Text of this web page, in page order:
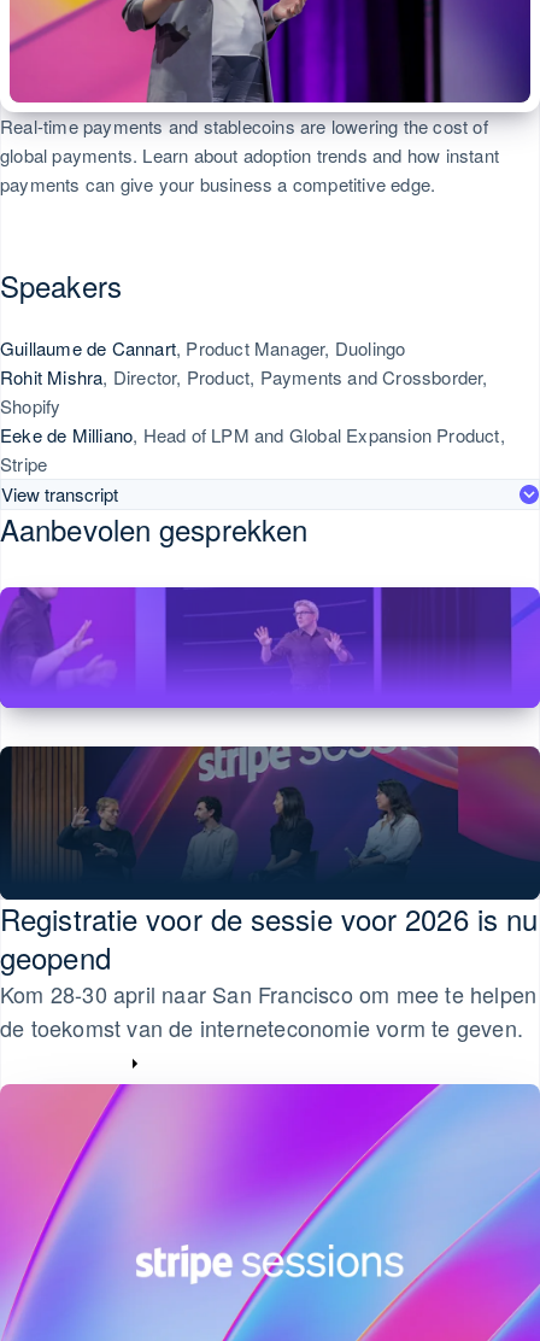
boekhouding
Stripe Sigma
Rapporten op maat
Data Pipeline
Gegevenssynchronisatie
Integreerbare
in het verschiet ligt
een start-up
2026Ontdek hoe Stripe de economische infrastructuur
zakendoen
In-appbetalingen
Marktplaatsen
Geldbeheer
Platforms
SaaS
Gaming
en vrije tijd
Media en
entertainment
Non-
Professionele
dienstverlening
Publieke sector
Detailhandel
Ecosysteem
Partners
Marketplace
afrekenproces
implementeren
Een platform of
marktplaats
opzetten
Abonnementen
uitgeven die
door
worden gedekt
voorzien en
agents
App-integraties
van code
Developerblog
API-status
Bedrijf
Productroadmap
Jaarlijks
congres
Sessions
Contact
Neem contact
Partner worden
Real-time payments and stablecoins are lowering the cost of
global payments. Learn about adoption trends and how instant
payments can give your business a competitive edge.
Speakers
Guillaume de Cannart, Product Manager, Duolingo
Rohit Mishra, Director, Product, Payments and Crossborder,
Shopify
Eeke de Milliano, Head of LPM and Global Expansion Product,
Stripe
View transcript
Aanbevolen gesprekken
Opening keynote: The future of commerce
Kijk nu
Why your business can’t afford to ignore
stablecoins
Kijk nu
Registratie voor de sessie voor 2026 is nu
geopend
Kom 28-30 april naar San Francisco om mee te helpen
de toekomst van de interneteconomie vorm te geven.
Canada
English Français
Denemarken
English
Duitsland
Deutsch English
Estland
English
Frankrijk
Gibraltar
English
Griekenland
English
Hongarije
English
Hongkong SAR, China
English简体中文
Ierland
India
English
Italië
ItalianoEnglish
日本語English
Kroatië
Italiano
English
Liechtenstein
English
English
Luxemburg
FrançaisDeutsch
Maleisië
Malta
Mexico
English
Nederland
Nederlands
Nieuw-Zeeland
English
Noorwegen
English
Oostenrijk